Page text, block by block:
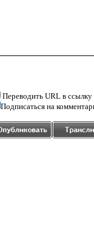
Переводить URL в ссылку
Подписаться на